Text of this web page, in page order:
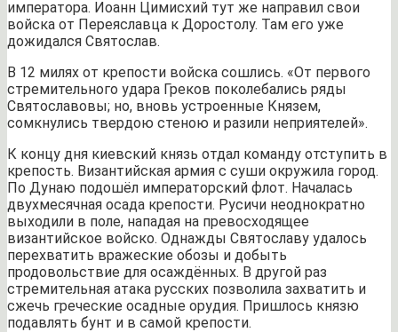
императора. Иоанн Цимисхий тут же направил свои
войска от Переяславца к Доростолу. Там его уже
дожидался Святослав.
В 12 милях от крепости войска сошлись. «От первого
стремительного удара Греков поколебались ряды
Святославовы; но, вновь устроенные Князем,
сомкнулись твердою стеною и разили неприятелей».
К концу дня киевский князь отдал команду отступить в
крепость. Византийская армия с суши окружила город.
По Дунаю подошёл императорский флот. Началась
двухмесячная осада крепости. Русичи неоднократно
выходили в поле, нападая на превосходящее
византийское войско. Однажды Святославу удалось
перехватить вражеские обозы и добыть
продовольствие для осаждённых. В другой раз
стремительная атака русских позволила захватить и
сжечь греческие осадные орудия. Пришлось князю
подавлять бунт и в самой крепости.